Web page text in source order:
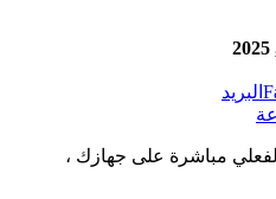
البريد
مباشرة على جهازك ،